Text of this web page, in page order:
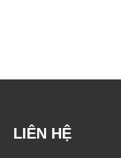
LIÊN HỆ